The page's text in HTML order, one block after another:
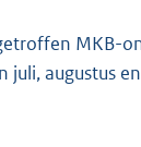
MKB-
augustus